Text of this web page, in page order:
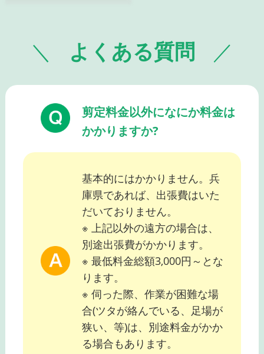
よくある質問
剪定料金以外になにか料金は
かかりますか?
基本的にはかかりません。兵
庫県であれば、出張費はいた
だいておりません。
※ 上記以外の遠方の場合は、
別途出張費がかかります。
※ 最低料金総額3,000円～とな
ります。
※ 伺った際、作業が困難な場
合(ツタが絡んでいる、足場が
狭い、等)は、別途料金がかか
る場合もあります。